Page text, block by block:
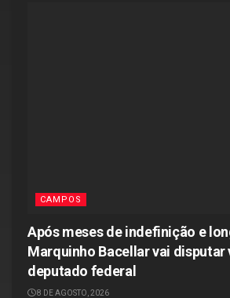
CAMPOS
Após meses de indefinição e
Marquinho Bacellar vai disputar
deputado federal
8 DE AGOSTO, 2026